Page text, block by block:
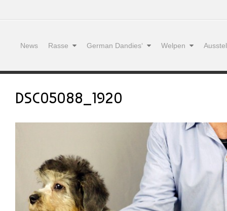
News Rasse German Dandies‘ Welpen
DSC05088_1920